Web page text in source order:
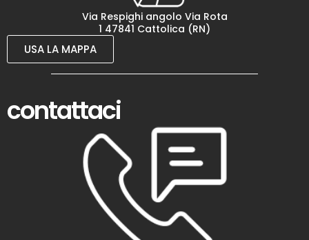
Via Respighi angolo Via Rota
1 47841 Cattolica (RN)
USA LA MAPPA
contattaci